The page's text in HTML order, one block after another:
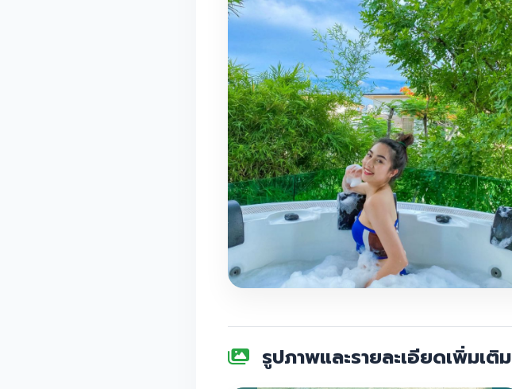
รูปภาพและรายละเอียดเพิ่มเติม